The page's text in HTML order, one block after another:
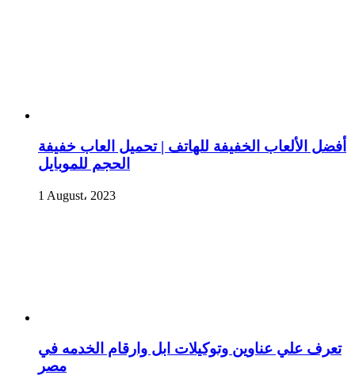
أفضل الألعاب الخفيفة للهاتف | تحميل العاب خفيفة
الحجم للموبايل
1 August، 2023
تعرف علي عناوين وتوكيلات ابل وارقام الخدمه في
مصر